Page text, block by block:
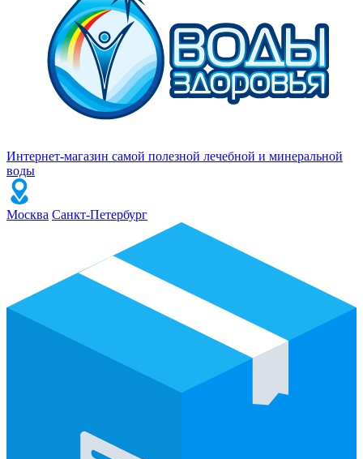
Интернет-магазин самой полезной лечебной и минеральной
воды
Москва Санкт-Петербург